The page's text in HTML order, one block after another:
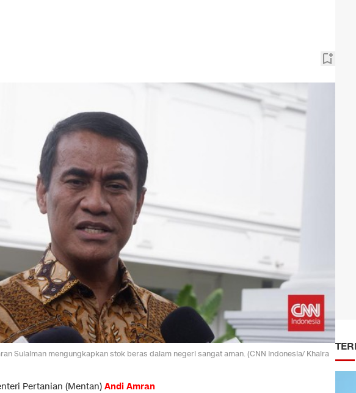
Sulaiman mengungkapkan stok beras dalam negeri sangat aman. (CNN Indonesia/ Khaira
Pertanian (Mentan) Andi Amran